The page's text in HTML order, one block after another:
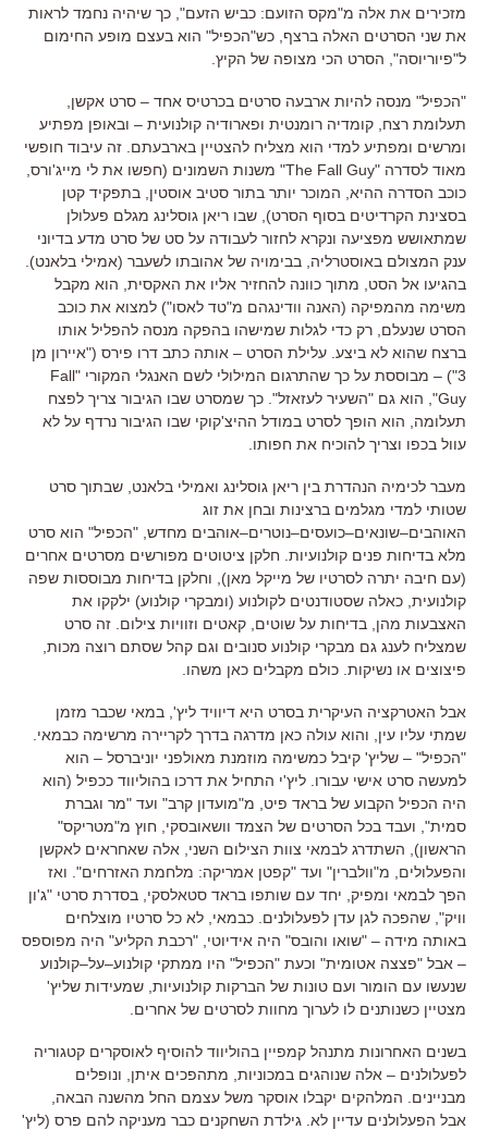
מזכירים את אלה מ"מקס הזועם: כביש הזעם", כך שיהיה נחמד לראות
את שני הסרטים האלה ברצף כש"הכפיל" הוא בעצם מופע החימום
ל"פיוריוסה", הסרט הכי מצופה של הקיץ
"הכפיל" מנסה להיות ארבעה סרטים בכרטיס אחד – סרט אקשן
תעלומת רצח קומדיה רומנטית ופארודיה קולנועית – ובאופן מפתיע
ומרשים ומפתיע למדי הוא מצליח להצטיין בארבעתם זה עיבוד חופשי
מאוד לסדרה "The Fall Guy" משנות השמונים (חפשו את לי מייג'ורס
כוכב הסדרה ההיא המוכר יותר בתור סטיב אוסטין בתפקיד קטן
בסצינת הקרדיטים בסוף הסרט), שבו ריאן גוסלינג מגלם פעלולן
שמתאושש מפציעה ונקרא לחזור לעבודה על סט של סרט מדע בדיוני
ענק המצולם באוסטרליה בבימויה של אהובתו לשעבר (אמילי בלאנט).
בהגיעו אל הסט
מתוך כוונה להחזיר אליו את האקסית הוא מקבל
משימה מהמפיקה (האנה וודינגהם מ"טד לאסו") למצוא את כוכב
הסרט שנעלם רק כדי לגלות שמישהו בהפקה מנסה להפליל אותו
ברצח שהוא לא ביצע עלילת הסרט – אותה כתב דרו פירס ("איירון מן
3") –
מבוססת על כך שהתרגום המילולי לשם האנגלי המקורי
"Fall
Guy",
הוא גם "השעיר לעזאזל". כך שמסרט שבו הגיבור צריך לפצח
תעלומה
הוא הופך לסרט במודל ההיצ'קוקי שבו הגיבור נרדף על לא
עוול בכפו וצריך להוכיח את חפותו
מעבר לכימיה הנהדרת בין ריאן גוסלינג ואמילי בלאנט שבתוך סרט
שטותי למדי מגלמים ברצינות ובחן את זוג
האוהבים–שונאים–כועסים–נוטרים–אוהבים מחדש , "הכפיל" הוא סרט
מלא בדיחות פנים קולנועיות חלקן ציטוטים מפורשים מסרטים אחרים
(עם חיבה יתרה לסרטיו של מייקל מאן), וחלקן בדיחות מבוססות שפה
קולנועית כאלה שסטודנטים לקולנוע (ומבקרי קולנוע) ילקקו את
האצבעות מהן בדיחות על שוטים קאטים וזוויות צילום זה סרט
שמצליח לענג גם מבקרי קולנוע סנובים וגם קהל שסתם רוצה מכות
פיצוצים או נשיקות כולם מקבלים כאן משהו
אבל האטרקציה העיקרית בסרט היא דיוויד ליץ', במאי שכבר מזמן
שמתי עליו עין
והוא עולה כאן מדרגה בדרך לקריירה מרשימה כבמאי
"הכפיל" – שליץ' קיבל כמשימה מוזמנת מאולפני יוניברסל – הוא
למעשה סרט אישי עבורו ליץ'י התחיל את דרכו בהוליווד ככפיל (הוא
היה הכפיל הקבוע של בראד פיט
מ"מועדון קרב" ועד "מר וגברת
סמית", ועבד בכל הסרטים של הצמד וושאובסקי חוץ מ"מטריקס"
הראשון), השתדרג לבמאי צוות הצילום השני
אלה שאחראים לאקשן
והפעלולים
מ"וולברין" ועד "קפטן אמריקה: מלחמת האזרחים". ואז
הפך לבמאי ומפיק יחד עם שותפו בראד סטאלסקי בסדרת סרטי "ג'ון
וויק", שהפכה לגן עדן לפעלולנים כבמאי לא כל סרטיו מוצלחים
באותה מידה – "שואו והובס" היה אידיוטי , "רכבת הקליע" היה מפוספס
– אבל "פצצה אטומית" וכעת "הכפיל" היו ממתקי קולנוע–על–קולנוע
שנעשו עם הומור ועם טונות של הברקות קולנועיות שמעידות שליץ'
מצטיין כשנותנים לו לערוך מחוות לסרטים של אחרים
בשנים האחרונות מתנהל קמפיין בהוליווד להוסיף לאוסקרים קטגוריה
לפעלולנים – אלה שנוהגים במכוניות מתהפכים איתן
ונופלים
מבניינים
המלהקים יקבלו אוסקר משל עצמם החל מהשנה הבאה
אבל הפעלולנים עדיין לא גילדת השחקנים כבר מעניקה להם פרס (ליץ'